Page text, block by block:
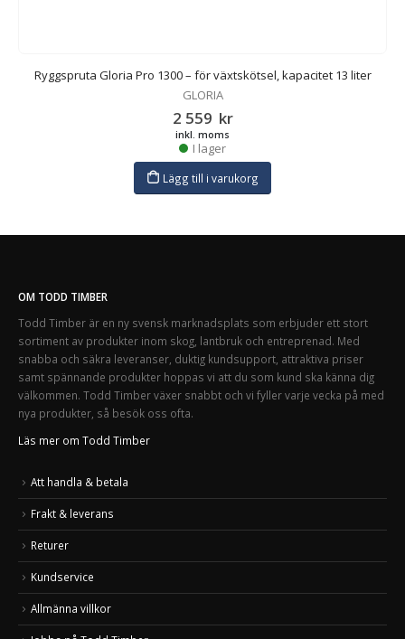
Ryggspruta Gloria Pro 1300 – för växtskötsel, kapacitet 13 liter
GLORIA
2 559 kr
inkl. moms
I lager
Lägg till i varukorg
OM TODD TIMBER
Todd Timber är en ny svensk marknadsplats som erbjuder ett stort
sortiment av produkter inom skog, lantbruk och entreprenad. Med
snabba och säkra leveranser, duktig kundsupport, attraktiva priser
samt spännande produkter hoppas vi att du som kund ska känna dig
välkommen. Todd Timber växer snabbt och vi fyller varje vecka på med
nya produkter, så besök oss ofta.
Läs mer om Todd Timber
Att handla & betala
Frakt & leverans
Returer
Kundservice
Allmänna villkor